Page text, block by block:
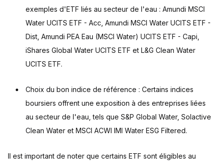
exemples d'ETF liés au secteur de l'eau : Amundi MSCI
Water UCITS ETF - Acc, Amundi MSCI Water UCITS ETF -
Dist, Amundi PEA Eau (MSCI Water) UCITS ETF - Capi,
iShares Global Water UCITS ETF et L&G Clean Water
UCITS ETF.
Choix du bon indice de référence : Certains indices
boursiers offrent une exposition à des entreprises liées
au secteur de l'eau, tels que S&P Global Water, Solactive
Clean Water et MSCI ACWI IMI Water ESG Filtered.
Il est important de noter que certains ETF sont éligibles au